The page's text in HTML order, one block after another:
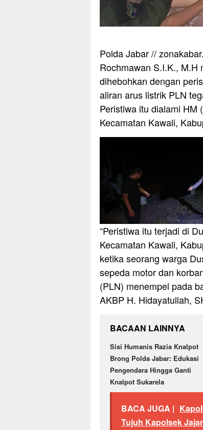
Polda Jabar //
Rochmawan S.I.K., M.H
dihebohkan dengan
aliran arus listrik PLN
Peristiwa itu dialami HM
Kecamatan Kawali,
“Peristiwa itu terjadi di
Kecamatan Kawali,
ketika seorang warga
sepeda motor dan
(PLN) menempel pada
AKBP H. Hidayatullah,
BACAAN LAINNYA
Sisi Humanis Razia Knalpot
Brong Polda Jabar: Edukasi
Pengendara Hingga Ganti
Knalpot Sukarela
BACA JUGA |
Tujuh Kapolsek